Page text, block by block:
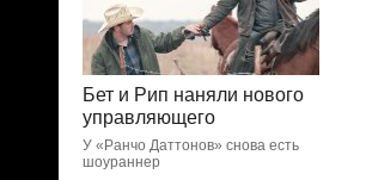
Бет и Рип наняли нового
управляющего
У «Ранчо Даттонов» снова есть
шоураннер